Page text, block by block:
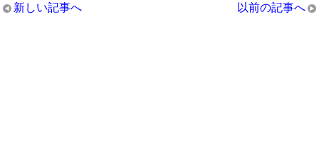
以前の記事へ
新しい記事へ